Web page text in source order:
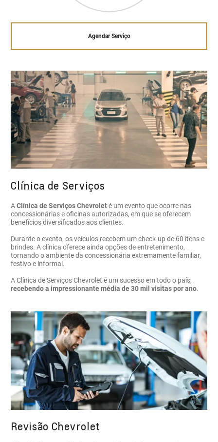
Agendar Serviço
Clínica de Serviços
AClínica de Serviços Chevroleté um evento que ocorre nas
concessionárias e oficinas autorizadas, em que se oferecem
benefícios diversificados aos clientes.
Durante o evento, os veículos recebem um check-up de 60 itens e
brindes. A clínica oferece ainda opções de entretenimento,
tornando o ambiente da concessionária extremamente familiar,
festivo e informal.
A Clínica de Serviços Chevrolet é um sucesso em todo o país,
recebendo a impressionante média de 30 mil visitas por ano.
Revisão Chevrolet